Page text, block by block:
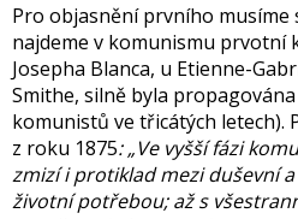
Pro objasnění prvního
najdeme v komunismu prvotní
Josepha Blanca, u Etienne-
Smithe, silně byla
komunistů ve třicátých
z roku 1875: „Ve vyšší fázi
zmizí i protiklad mezi duševní
životní potřebou; až s